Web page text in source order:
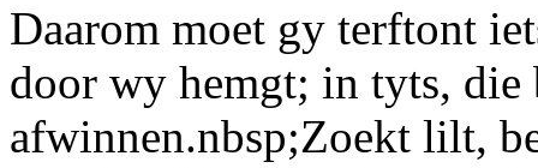
Daarom moet gy terftont
door wy hemgt; in tyts, die
afwinnen.nbsp;Zoekt lilt,